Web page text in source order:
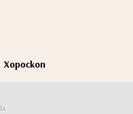
Хороскоп